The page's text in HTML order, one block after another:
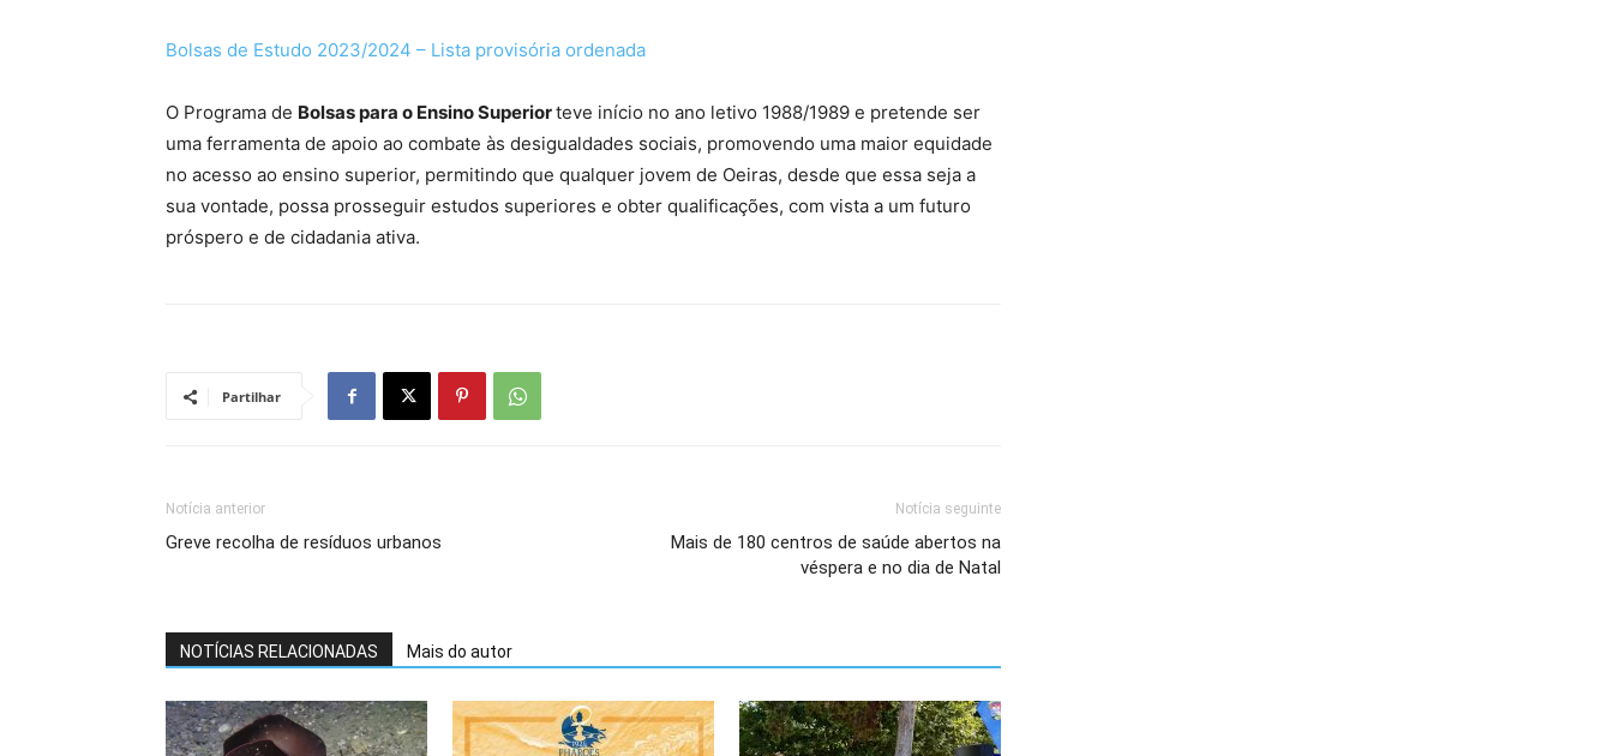
Bolsas de Estudo 2023/2024 – Lista provisória ordenada
O Programa de Bolsas para o Ensino Superiorteve início no ano letivo 1988/1989 e pretende ser
uma ferramenta de apoio ao combate às desigualdades sociais, promovendo uma maior equidade
no acesso ao ensino superior, permitindo que qualquer jovem de Oeiras, desde que essa seja a
sua vontade, possa prosseguir estudos superiores e obter qualificações, com vista a um futuro
próspero e de cidadania ativa.
Partilhar
Notícia anterior
Greve recolha de resíduos urbanos
Notícia seguinte
Mais de 180 centros de saúde abertos na
véspera e no dia de Natal
NOTÍCIAS RELACIONADAS Mais do autor